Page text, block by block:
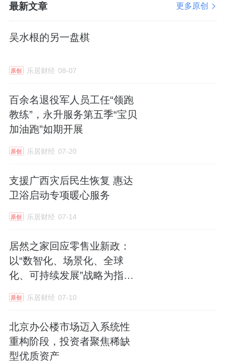
最新文章 更多原创
吴水根的另一盘棋
原创 乐居财经 08-07
百余名退役军人员工任“领跑
教练”，永升服务第五季“宝贝
加油跑”如期开展
原创 乐居财经 07-20
支援广西灾后民生恢复 惠达
卫浴启动专项暖心服务
原创 乐居财经 07-14
居然之家回应零售业新政：
以“数智化、场景化、全球
化、可持续发展”战略为指
原创 乐居财经 07-10
北京办公楼市场迈入系统性
重构阶段，投资者聚焦稀缺
型优质资产